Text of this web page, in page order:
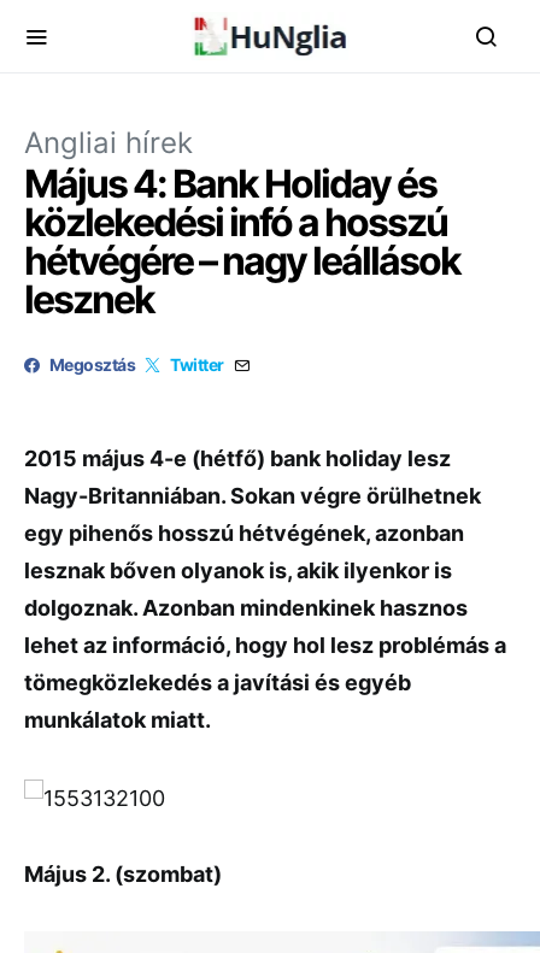
Angliai hírek
Május 4: Bank Holiday és
közlekedési infó a hosszú
hétvégére – nagy leállások
lesznek
Megosztás Twitter
2015 május 4-e (hétfő) bank holiday lesz
Nagy-Britanniában. Sokan végre örülhetnek
egy pihenős hosszú hétvégének, azonban
lesznak bőven olyanok is, akik ilyenkor is
dolgoznak. Azonban mindenkinek hasznos
lehet az információ, hogy hol lesz problémás a
tömegközlekedés a javítási és egyéb
munkálatok miatt.
Május 2. (szombat)